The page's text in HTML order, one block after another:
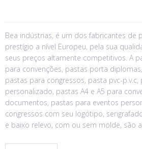
Bea indústrias, é um dos fabricantes de
prestígio a nível Europeu, pela sua
seus preços altamente competitivos. A
para convenções, pastas porta
pastas para congressos, pasta pvc-
personalizado, pastas A4 e A5 para
documentos, pastas para eventos
congressos com seu logótipo,
e baixo relevo, com ou sem molde, são